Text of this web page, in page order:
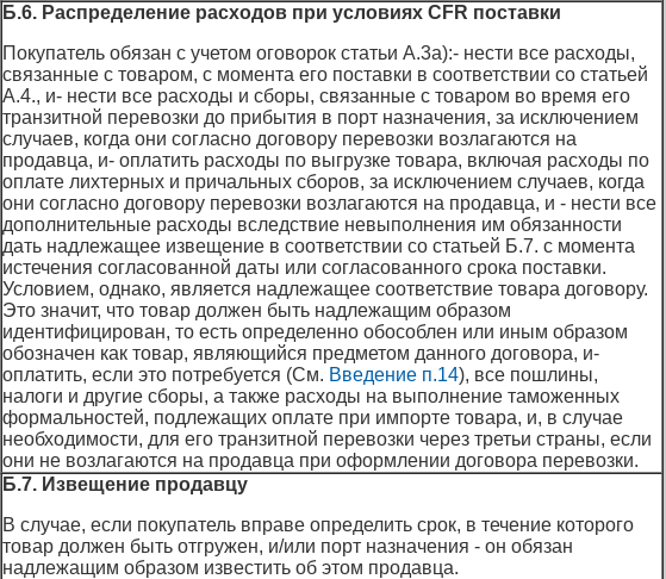
Б.6. Распределение расходов при условиях CFR поставки
Покупатель обязан с учетом оговорок статьи А.3а):- нести все расходы,
связанные с товаром, с момента его поставки в соответствии со статьей
А.4., и- нести все расходы и сборы, связанные с товаром во время его
транзитной перевозки до прибытия в порт назначения, за исключением
случаев, когда они согласно договору перевозки возлагаются на
продавца, и- оплатить расходы по выгрузке товара, включая расходы по
оплате лихтерных и причальных сборов, за исключением случаев, когда
они согласно договору перевозки возлагаются на продавца, и - нести все
дополнительные расходы вследствие невыполнения им обязанности
дать надлежащее извещение в соответствии со статьей Б.7. с момента
истечения согласованной даты или согласованного срока поставки.
Условием, однако, является надлежащее соответствие товара договору.
Это значит, что товар должен быть надлежащим образом
идентифицирован, то есть определенно обособлен или иным образом
обозначен как товар, являющийся предметом данного договора, и-
оплатить, если это потребуется (См. Введение п.14), все пошлины,
налоги и другие сборы, а также расходы на выполнение таможенных
формальностей, подлежащих оплате при импорте товара, и, в случае
необходимости, для его транзитной перевозки через третьи страны, если
они не возлагаются на продавца при оформлении договора перевозки.
Б.7. Извещение продавцу
В случае, если покупатель вправе определить срок, в течение которого
товар должен быть отгружен, и/или порт назначения - он обязан
надлежащим образом известить об этом продавца.